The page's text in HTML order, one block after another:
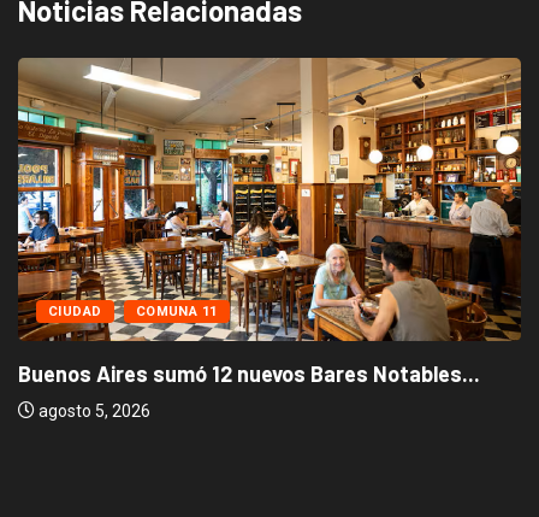
Noticias Relacionadas
CIUDAD COMUNA 11
Buenos Aires sumó 12 nuevos Bares Notables...
agosto 5, 2026